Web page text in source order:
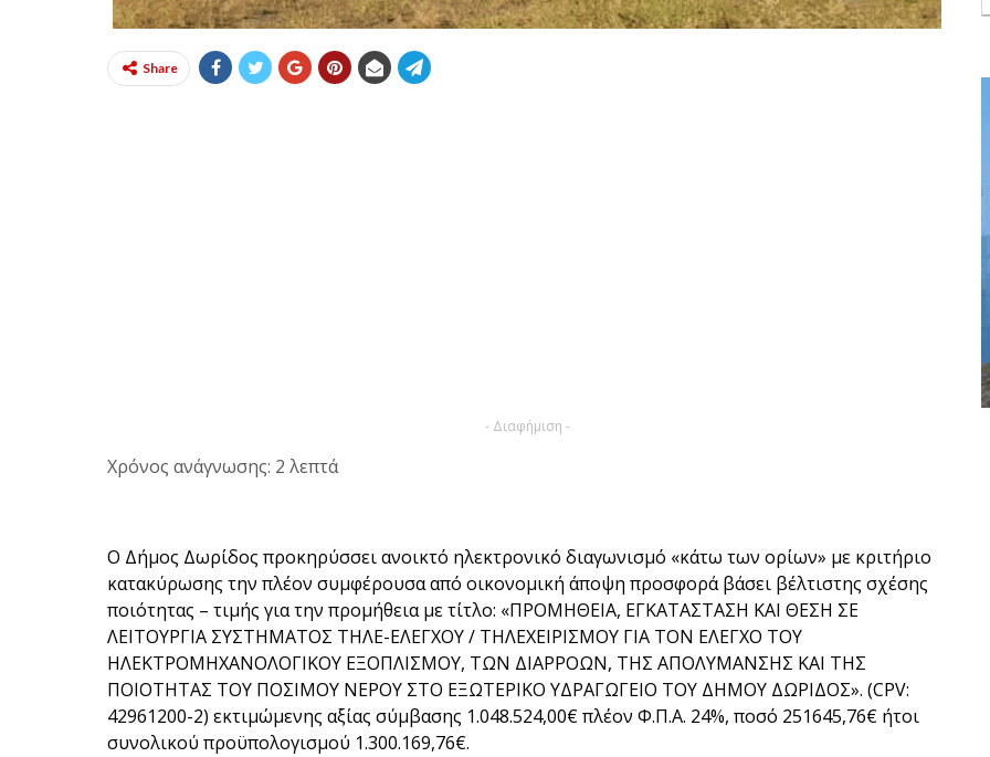
Share
- Διαφήμιση -
Χρόνος ανάγνωσης: 2 λεπτά
Ο Δήμος Δωρίδος προκηρύσσει ανοικτό ηλεκτρονικό διαγωνισμό «κάτω των ορίων» με κριτήριο
κατακύρωσης την πλέον συμφέρουσα από οικονομική άποψη προσφορά βάσει βέλτιστης σχέσης
ποιότητας – τιμής για την προμήθεια με τίτλο: «ΠΡΟΜΗΘΕΙΑ, ΕΓΚΑΤΑΣΤΑΣΗ ΚΑΙ ΘΕΣΗ ΣΕ
ΛΕΙΤΟΥΡΓΙΑ ΣΥΣΤΗΜΑΤΟΣ ΤΗΛΕ-ΕΛΕΓΧΟΥ / ΤΗΛΕΧΕΙΡΙΣΜΟΥ ΓΙΑ ΤΟΝ ΕΛΕΓΧΟ ΤΟΥ
ΗΛΕΚΤΡΟΜΗΧΑΝΟΛΟΓΙΚΟΥ ΕΞΟΠΛΙΣΜΟΥ, ΤΩΝ ΔΙΑΡΡΟΩΝ, ΤΗΣ ΑΠΟΛΥΜΑΝΣΗΣ ΚΑΙ ΤΗΣ
ΠΟΙΟΤΗΤΑΣ ΤΟΥ ΠΟΣΙΜΟΥ ΝΕΡΟΥ ΣΤΟ ΕΞΩΤΕΡΙΚΟ ΥΔΡΑΓΩΓΕΙΟ ΤΟΥ ΔΗΜΟΥ ΔΩΡΙΔΟΣ». (CPV:
42961200-2) εκτιμώμενης αξίας σύμβασης 1.048.524,00€ πλέον Φ.Π.Α. 24%, ποσό 251645,76€ ήτοι
συνολικού προϋπολογισμού 1.300.169,76€.